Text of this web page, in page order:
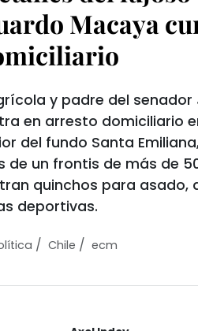
Macaya
y padre del senador
en arresto domiciliario
del fundo Santa
de un frontis de más de
quinchos para asado,
deportivas.
/ Chile / ecm